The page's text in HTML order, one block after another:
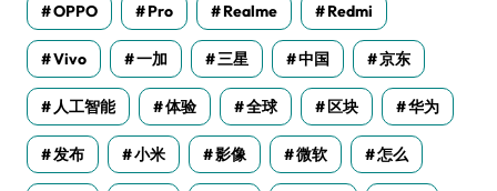
OPPO Pro Realme Redmi
Vivo 一加 三星 中国 京东
人工智能 体验 全球 区块 华为
发布 小米 影像 微软 怎么